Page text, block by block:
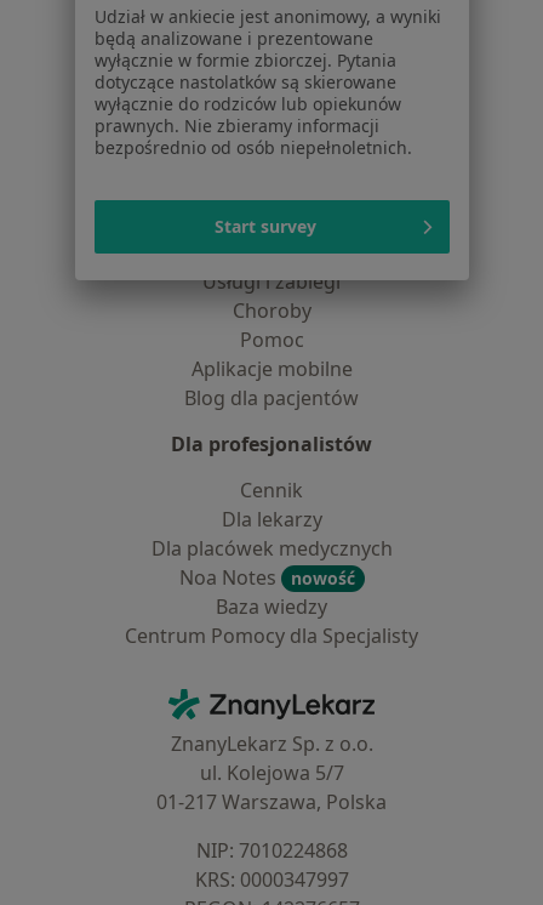
Praca Rekrutujemy!
Partnerzy
Centrum prasowe
Kontakt
Dla pacjentów
Lekarze
Placówki medyczne
Pytania i odpowiedzi
Usługi i zabiegi
Choroby
Pomoc
Aplikacje mobilne
Blog dla pacjentów
Dla profesjonalistów
Cennik
Dla lekarzy
Dla placówek medycznych
Noa Notes
nowość
Baza wiedzy
Centrum Pomocy dla Specjalisty
ZnanyLekarz - Strona główna
ZnanyLekarz Sp. z o.o.
ul. Kolejowa 5/7
01-217 Warszawa, Polska
NIP: ⁠7010224868
KRS: ⁠0000347997
Udział w ankiecie jest anonimowy, a wyniki
będą analizowane i prezentowane
wyłącznie w formie zbiorczej. Pytania
dotyczące nastolatków są skierowane
wyłącznie do rodziców lub opiekunów
prawnych. Nie zbieramy informacji
bezpośrednio od osób niepełnoletnich.
Start survey